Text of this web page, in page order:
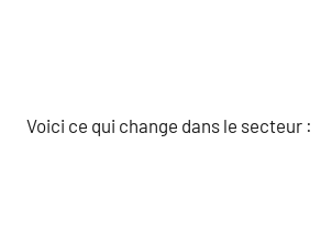
Voici ce qui change dans le secteur :